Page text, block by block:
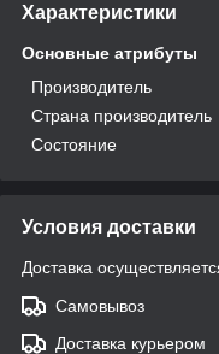
Характеристики
Основные атрибуты
Производитель
Страна производитель
Состояние
Условия доставки
Доставка
Самовывоз
Доставка курьером